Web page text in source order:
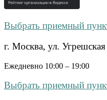
Выбрать приемный
г. Москва, ул.
Ежедневно 10:00 – 19:00
Выбрать приемный